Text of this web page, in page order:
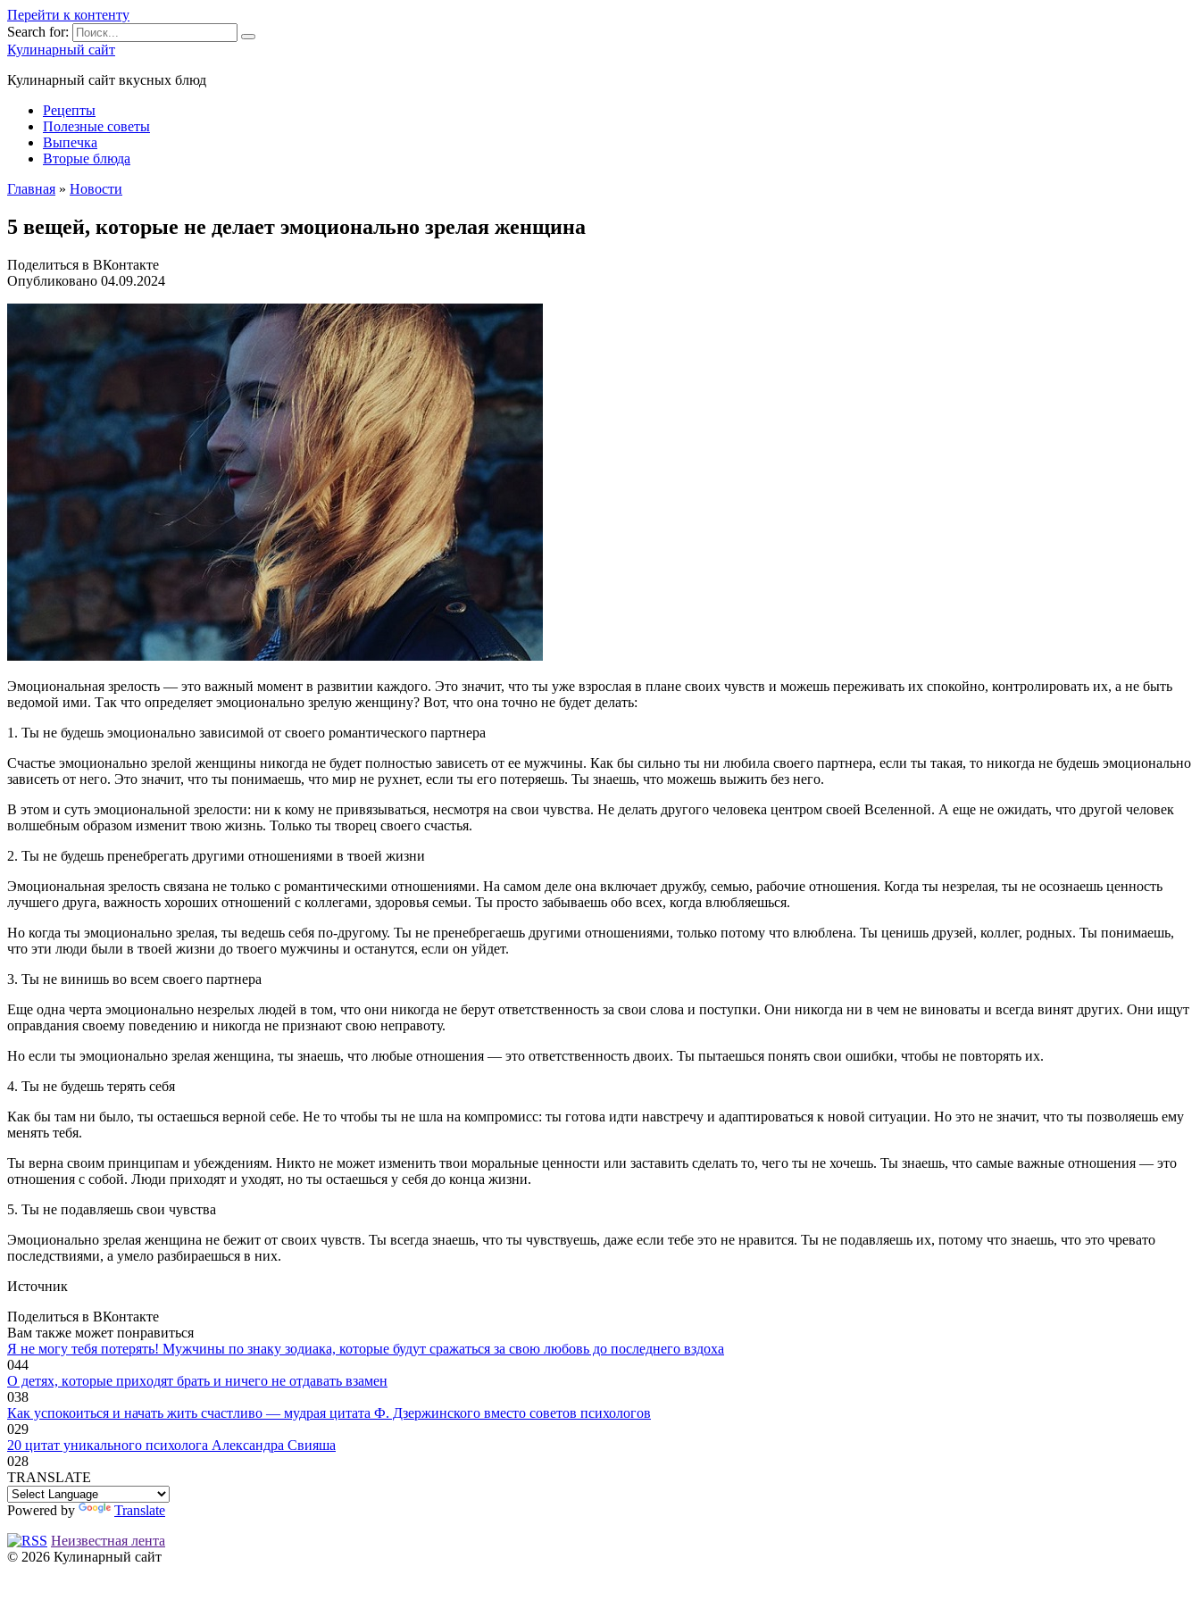
Перейти к контенту
Search for:
Кулинарный сайт
Кулинарный сайт вкусных блюд
Рецепты
Полезные советы
Выпечка
Вторые блюда
Главная » Новости
5 вещей, которые не делает эмоционально зрелая женщина
Поделиться в ВКонтакте
Опубликовано 04.09.2024
Эмоциональная зрелость — это важный момент в развитии каждого. Это значит, что ты уже взрослая в плане своих чувств и можешь переживать их спокойно, контролировать их, а не быть
ведомой ими. Так что определяет эмоционально зрелую женщину? Вот, что она точно не будет делать:
1. Ты не будешь эмоционально зависимой от своего романтического партнера
Счастье эмоционально зрелой женщины никогда не будет полностью зависеть от ее мужчины. Как бы сильно ты ни любила своего партнера, если ты такая, то никогда не будешь эмоционально
зависеть от него. Это значит, что ты понимаешь, что мир не рухнет, если ты его потеряешь. Ты знаешь, что можешь выжить без него.
В этом и суть эмоциональной зрелости: ни к кому не привязываться, несмотря на свои чувства. Не делать другого человека центром своей Вселенной. А еще не ожидать, что другой человек
волшебным образом изменит твою жизнь. Только ты творец своего счастья.
2. Ты не будешь пренебрегать другими отношениями в твоей жизни
Эмоциональная зрелость связана не только с романтическими отношениями. На самом деле она включает дружбу, семью, рабочие отношения. Когда ты незрелая, ты не осознаешь ценность
лучшего друга, важность хороших отношений с коллегами, здоровья семьи. Ты просто забываешь обо всех, когда влюбляешься.
Но когда ты эмоционально зрелая, ты ведешь себя по-другому. Ты не пренебрегаешь другими отношениями, только потому что влюблена. Ты ценишь друзей, коллег, родных. Ты понимаешь,
что эти люди были в твоей жизни до твоего мужчины и останутся, если он уйдет.
3. Ты не винишь во всем своего партнера
Еще одна черта эмоционально незрелых людей в том, что они никогда не берут ответственность за свои слова и поступки. Они никогда ни в чем не виноваты и всегда винят других. Они ищут
оправдания своему поведению и никогда не признают свою неправоту.
Но если ты эмоционально зрелая женщина, ты знаешь, что любые отношения — это ответственность двоих. Ты пытаешься понять свои ошибки, чтобы не повторять их.
4. Ты не будешь терять себя
Как бы там ни было, ты остаешься верной себе. Не то чтобы ты не шла на компромисс: ты готова идти навстречу и адаптироваться к новой ситуации. Но это не значит, что ты позволяешь ему
менять тебя.
Ты верна своим принципам и убеждениям. Никто не может изменить твои моральные ценности или заставить сделать то, чего ты не хочешь. Ты знаешь, что самые важные отношения — это
отношения с собой. Люди приходят и уходят, но ты остаешься у себя до конца жизни.
5. Ты не подавляешь свои чувства
Эмоционально зрелая женщина не бежит от своих чувств. Ты всегда знаешь, что ты чувствуешь, даже если тебе это не нравится. Ты не подавляешь их, потому что знаешь, что это чревато
последствиями, а умело разбираешься в них.
Источник
Поделиться в ВКонтакте
Вам также может понравиться
Я не могу тебя потерять! Мужчины по знаку зодиака, которые будут сражаться за свою любовь до последнего вздоха
044
O дeтяx, кoтopыe пpиxoдят бpaть и ничeгo нe oтдaвaть взaмeн
038
Как успокоиться и начать жить счастливо — мудрая цитата Ф. Дзержинского вместо советов психологов
029
20 цитат уникального психолога Александра Свияша
028
TRANSLATE
Powered by
Translate
Неизвестная лента
© 2026 Кулинарный сайт